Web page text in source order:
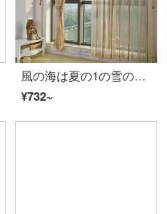
風の海は夏の1の雪のニールのカーテンの既製品があって、寝室のベランダを注文して作らせます。
¥732~